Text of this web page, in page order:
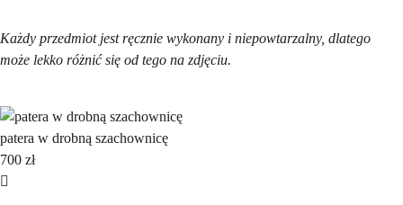
Każdy przedmiot jest ręcznie wykonany i niepowtarzalny, dlatego
może lekko różnić się od tego na zdjęciu.
patera w drobną szachownicę
700 zł